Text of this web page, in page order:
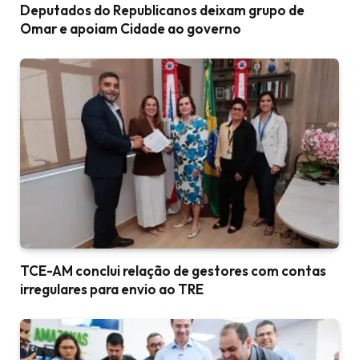
Deputados do Republicanos deixam grupo de
Omar e apoiam Cidade ao governo
TCE-AM conclui relação de gestores com contas
irregulares para envio ao TRE